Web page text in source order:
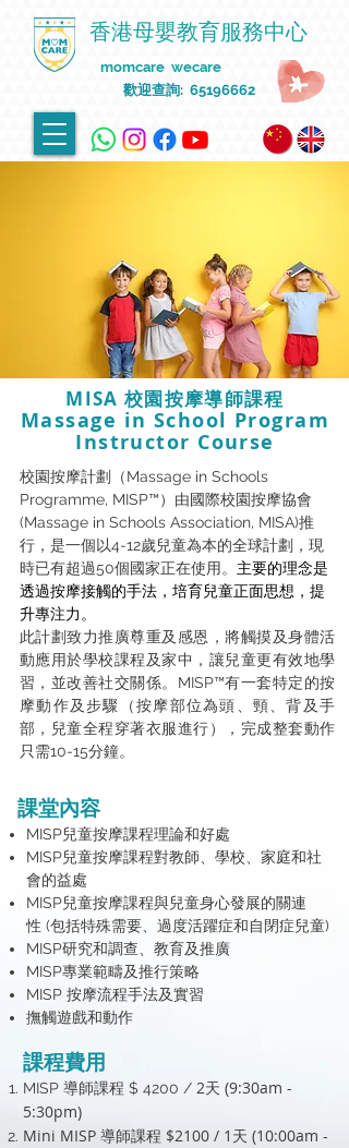
momcare wecare
歡迎查詢: 65196662
香港母嬰教育服務中心
MISA 校園按摩導師課程
Massage in School Program
Instructor Course
校園按摩計劃（Massage in Schools
Programme, MISP™）由國際校園按摩協會
(Massage in Schools Association, MISA)推
行，是一個以4-12歲兒童為本的全球計劃，現
時已有超過50個國家正在使用。 主要的理念是
透過按摩接觸的手法，培育兒童正面思想，提
升專注力。
此計劃致力推廣尊重及感恩，將觸摸及身體活
動應用於學校課程及家中，讓兒童更有效地學
習，並改善社交關係。​MISP™有一套特定的按
摩動作及步驟（按摩部位為頭、頸、背及手
部，兒童全程穿著衣服進行），完成整套動作
只需10-15分鐘。
課堂內容
MISP兒童按摩課程理論和好處
MISP兒童按摩課程對教師、學校、家庭和社
會的益處
MISP兒童按摩課程與兒童身心發展的關連
性 (包括特殊需要、過度活躍症和自閉症兒童)
MISP研究和調查、教育及推廣
MISP專業範疇及推行策略
MISP 按摩流程手法及實習
撫觸遊戲和動作
課程費用
MISP 導師課程 $ 4200 / 2天 (9:30am -
5:30pm)
Mini MISP 導師課程 $2100 / 1天 (10:00am -